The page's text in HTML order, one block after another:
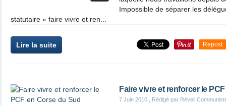
Impossible de séparer les
statutaire « faire vivre et ren...
Lire la suite Repost
Faire vivre et renforcer le
7 Juin 2010 , Rédigé par Réveil